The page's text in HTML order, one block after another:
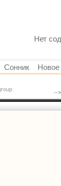
Нет
Сонник Новое
--